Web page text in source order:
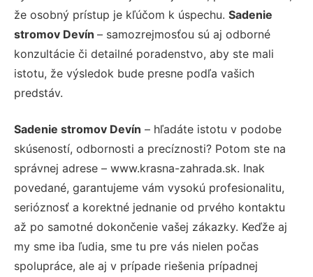
že osobný prístup je kľúčom k úspechu. Sadenie
stromov Devín – samozrejmosťou sú aj odborné
konzultácie či detailné poradenstvo, aby ste mali
istotu, že výsledok bude presne podľa vašich
predstáv.
Sadenie stromov Devín – hľadáte istotu v podobe
skúseností, odbornosti a precíznosti? Potom ste na
správnej adrese – www.krasna-zahrada.sk. Inak
povedané, garantujeme vám vysokú profesionalitu,
serióznosť a korektné jednanie od prvého kontaktu
až po samotné dokončenie vašej zákazky. Keďže aj
my sme iba ľudia, sme tu pre vás nielen počas
spolupráce, ale aj v prípade riešenia prípadnej